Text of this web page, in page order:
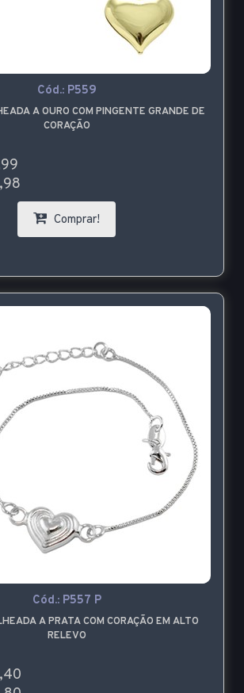
Cód.: P559
A OURO COM PINGENTE GRANDE DE
CORAÇÃO
Comprar!
Cód.: P557 P
A PRATA COM CORAÇÃO EM ALTO
RELEVO